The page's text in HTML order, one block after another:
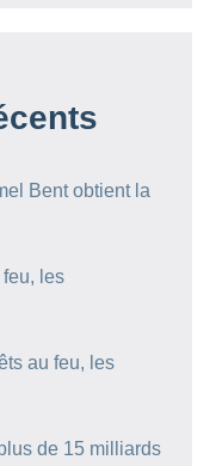
Bent obtient la
feu, les
au feu, les
de 15 milliards